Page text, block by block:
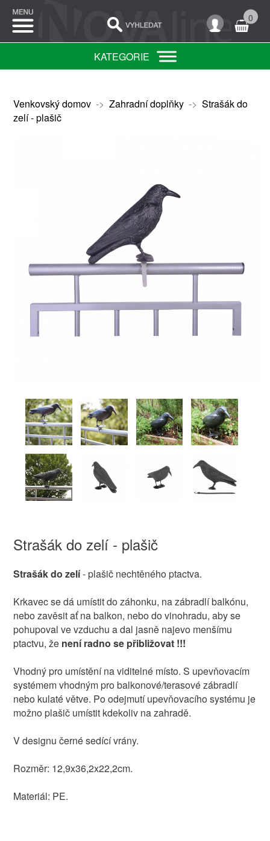
0
KATEGORIE
Venkovský domov-> Zahradní doplňky-> Strašák do
zelí - plašič
Strašák do zelí - plašič
Strašák do zelí- plašič nechtěného ptactva.
Krkavec se dá umístit do záhonku, na zábradlí balkónu,
nebo zavěsit ať na balkon, nebo do vinohradu, aby se
pohupoval ve vzduchu a dal jasně najevo menšímu
ptactvu, že není radno se přibližovat !!!
Vhodný pro umístění na viditelné místo. S upevňovacím
systémem vhodným pro balkonové/terasové zábradlí
nebo kulaté větve. Po odejmutí upevňovacího systému je
možno plašič umístit kdekoliv na zahradě.
V designu černé sedící vrány.
Rozměr: 12,9x36,2x22,2cm.
Materiál: PE.